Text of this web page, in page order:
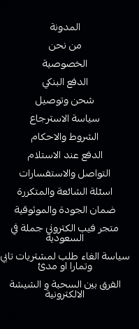
المدونة
من نحن
الخصوصية
الدفع البنكي
شحن وتوصيل
سياسة الاسترجاع
الشروط والاحكام
الدفع عند الاستلام
التواصل والاستفسارات
اسئلة الشائعة والمتكررة
ضمان الجودة والموثوقية
متجر فيب الكتروني جملة في
السعودية
سياسة الغاء طلب لمشتريات تابي
وتمارا او مدئ
الفرق بين السحبة و الشيشة
الالكترونية